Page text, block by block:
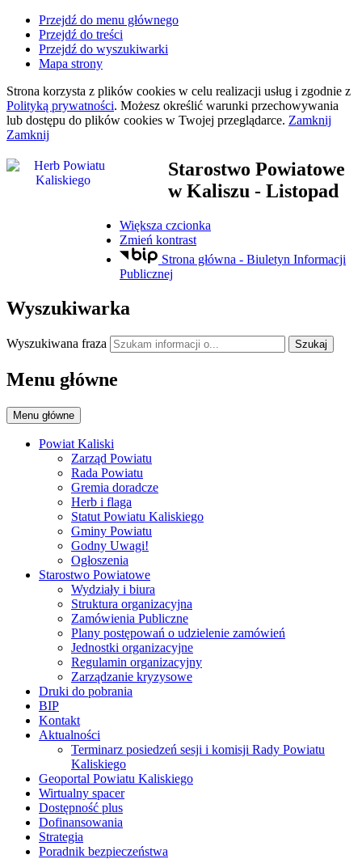
Przejdź do menu głównego
Przejdź do treści
Przejdź do wyszukiwarki
Mapa strony
Strona korzysta z plików cookies w celu realizacji usług i zgodnie z
Polityką prywatności. Możesz określić warunki przechowywania
lub dostępu do plików cookies w Twojej przeglądarce. Zamknij
Zamknij
Starostwo Powiatowe
w Kaliszu - Listopad
Większa czcionka
Zmień kontrast
Strona główna - Biuletyn Informacji
Publicznej
Wyszukiwarka
Wyszukiwana fraza Szukaj
Menu główne
Menu główne
Powiat Kaliski
Zarząd Powiatu
Rada Powiatu
Gremia doradcze
Herb i flaga
Statut Powiatu Kaliskiego
Gminy Powiatu
Godny Uwagi!
Ogłoszenia
Starostwo Powiatowe
Wydziały i biura
Struktura organizacyjna
Zamówienia Publiczne
Plany postępowań o udzielenie zamówień
Jednostki organizacyjne
Regulamin organizacyjny
Zarządzanie kryzysowe
Druki do pobrania
BIP
Kontakt
Aktualności
Terminarz posiedzeń sesji i komisji Rady Powiatu
Kaliskiego
Geoportal Powiatu Kaliskiego
Wirtualny spacer
Dostępność plus
Dofinansowania
Strategia
Poradnik bezpieczeństwa